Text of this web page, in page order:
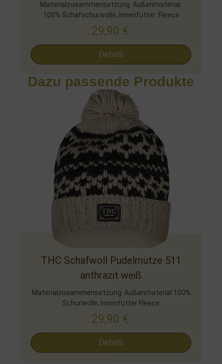
Materialzusammensetzung: Außenmaterial:
100% Schafschurwolle, Innenfutter: Fleece
29,90 €
Details
Dazu passende Produkte
THC Schafwoll Pudelmütze 511
anthrazit weiß
Materialzusammensetzung: Außenmaterial 100%
Schurwolle, Innenfutter Fleece
29,90 €
Details